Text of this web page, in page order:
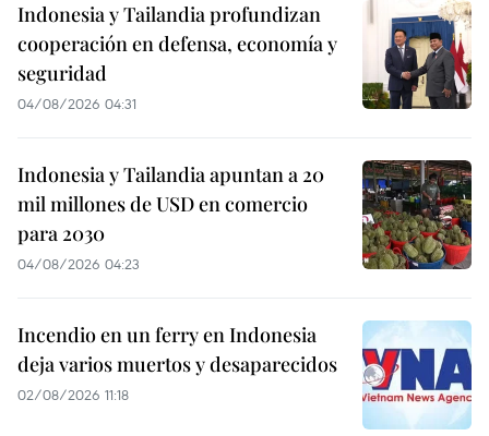
Indonesia y Tailandia profundizan
cooperación en defensa, economía y
seguridad
04/08/2026 04:31
Indonesia y Tailandia apuntan a 20
mil millones de USD en comercio
para 2030
04/08/2026 04:23
Incendio en un ferry en Indonesia
deja varios muertos y desaparecidos
02/08/2026 11:18